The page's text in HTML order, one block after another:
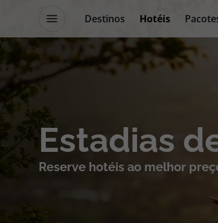
Destinos Hotéis
Promoções
Blog
Destinos
Voos
Estadias
Reserve hotéis ao melhor